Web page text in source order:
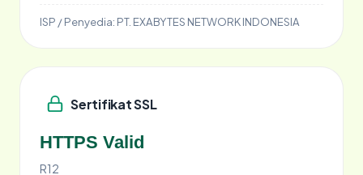
ISP / Penyedia: PT. EXABYTES NETWORK INDONESIA
Sertifikat SSL
HTTPS Valid
R12